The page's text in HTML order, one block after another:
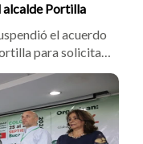
alcalde Portilla
el acuerdo
para solicitar
demanda de
presupuestales
Norte-Sur y la